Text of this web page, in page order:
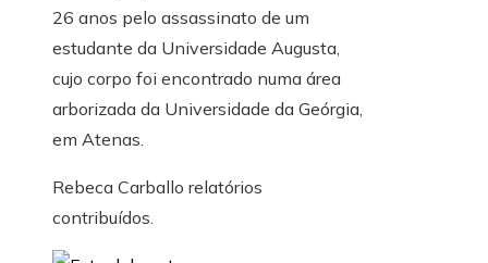
26 anos pelo assassinato de um
estudante da Universidade Augusta,
cujo corpo foi encontrado numa área
arborizada da Universidade da Geórgia,
em Atenas.
Rebeca Carballo relatórios
contribuídos.